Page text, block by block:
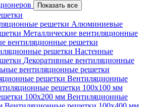
Показать все
решетки Алюминиевые
Металлические вентиляционные
вентиляционные решетки
решетки Настенные
Декоративные вентиляционные
вентиляционные решетки
решетки Вентиляционные
решетки 100х100 мм
100х200 мм Вентиляционные